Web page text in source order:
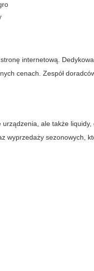
internetową.
cenach. Zespół
ale także liquidy,
wyprzedaży sezonowych,